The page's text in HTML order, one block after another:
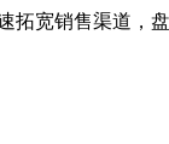
拓宽销售渠道，盘